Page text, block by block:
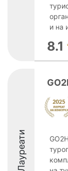
и на
8.1
Лауреати